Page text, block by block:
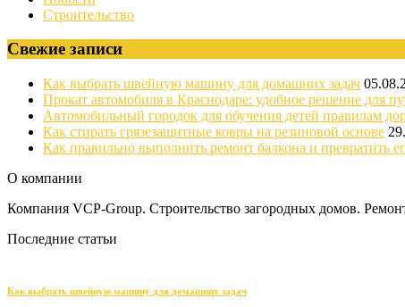
Строительство
Свежие записи
Как выбрать швейную машину для домашних задач
Прокат автомобиля в Краснодаре: удобное решение для
Автомобильный городок для обучения детей правилам
Как стирать грязезащитные ковры на резиновой основе
Как правильно выполнить ремонт балкона и превратить
О компании
Компания VCP-Group. Строительство загородных домов.
Последние статьи
Как выбрать швейную машину для домашних задач